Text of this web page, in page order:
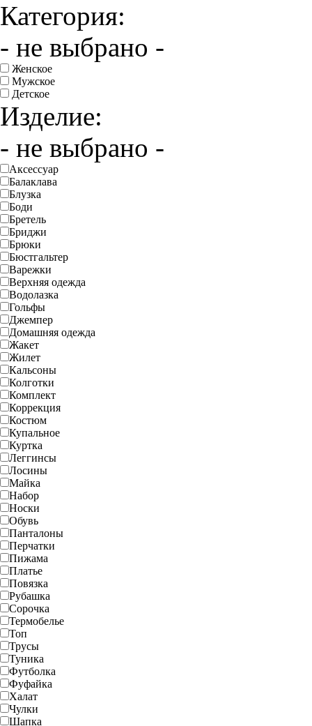
Категория:
- не выбрано -
Женское
Мужское
Детское
Изделие:
- не выбрано -
Аксессуар
Балаклава
Блузка
Боди
Бретель
Бриджи
Брюки
Бюстгальтер
Варежки
Верхняя одежда
Водолазка
Гольфы
Джемпер
Домашняя одежда
Жакет
Жилет
Кальсоны
Колготки
Комплект
Коррекция
Костюм
Купальное
Куртка
Леггинсы
Лосины
Майка
Набор
Носки
Обувь
Панталоны
Перчатки
Пижама
Платье
Повязка
Рубашка
Сорочка
Термобелье
Топ
Трусы
Туника
Футболка
Фуфайка
Халат
Чулки
Шапка